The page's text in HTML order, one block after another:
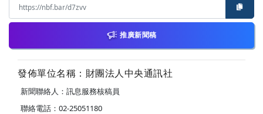
推廣新聞稿
發佈單位名稱：財團法人中央通訊社
新聞聯絡人：訊息服務核稿員
聯絡電話：02-25051180